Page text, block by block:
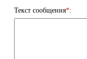
Текст сообщения*: